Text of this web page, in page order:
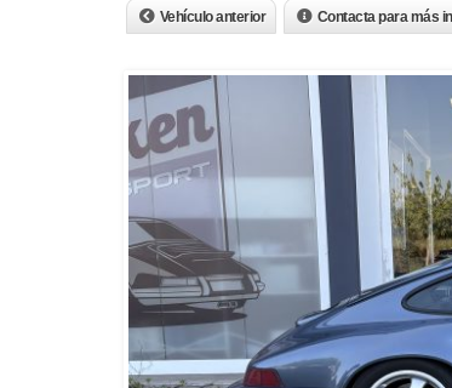
Vehículo anterior Contacta para más